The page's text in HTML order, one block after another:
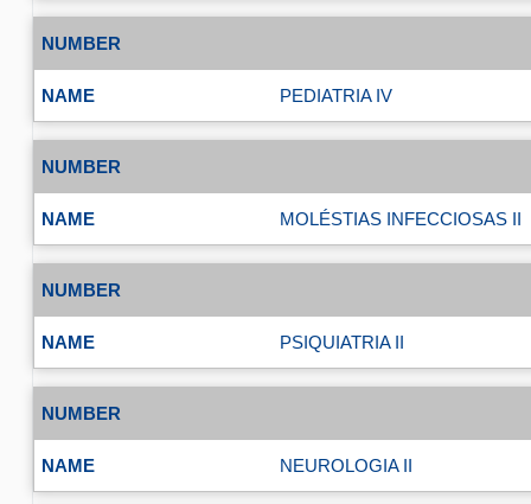
PEDIATRIA IV
MOLÉSTIAS INFECCIOSAS II
PSIQUIATRIA II
NEUROLOGIA II